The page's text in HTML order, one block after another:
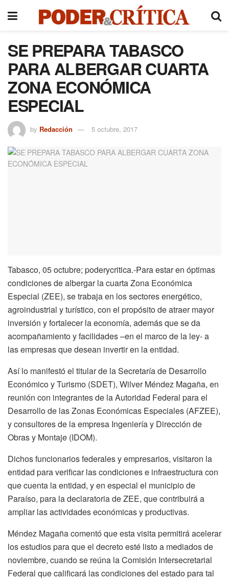
SE PREPARA TABASCO
PARA ALBERGAR CUARTA
ZONA ECONÓMICA
ESPECIAL
by Redacción 5 octubre, 2017
Tabasco, 05 octubre; poderycritica.-Para estar en óptimas
condiciones de albergar la cuarta Zona Económica
Especial (ZEE), se trabaja en los sectores energético,
agroindustrial y turístico, con el propósito de atraer mayor
inversión y fortalecer la economía, además que se da
acompañamiento y facilidades –en el marco de la ley- a
las empresas que desean invertir en la entidad.
Así lo manifestó el titular de la Secretaría de Desarrollo
Económico y Turismo (SDET), Wilver Méndez Magaña, en
reunión con integrantes de la Autoridad Federal para el
Desarrollo de las Zonas Económicas Especiales (AFZEE),
y consultores de la empresa Ingeniería y Dirección de
Obras y Montaje (IDOM).
Dichos funcionarios federales y empresarios, visitaron la
entidad para verificar las condiciones e infraestructura con
que cuenta la entidad, y en especial el municipio de
Paraíso, para la declaratoria de ZEE, que contribuirá a
ampliar las actividades económicas y productivas.
Méndez Magaña comentó que esta visita permitirá acelerar
los estudios para que el decreto esté listo a mediados de
noviembre, cuando se reúna la Comisión Intersecretarial
Federal que calificará las condiciones del estado para tal